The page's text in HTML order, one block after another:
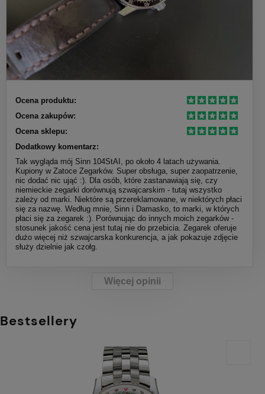
Ocena produktu:
Ocena zakupów:
Ocena sklepu:
Dodatkowy komentarz:
Tak wygląda mój Sinn 104StAI, po około 4 latach używania.
Kupiony w Zatoce Zegarków. Super obsługa, super zaopatrzenie,
nic dodać nic ująć :). Dla osób, które zastanawiają się, czy
niemieckie zegarki dorównują szwajcarskim - tutaj wszystko
zależy od marki. Niektóre są przereklamowane, w niektórych płaci
się za nazwę. Według mnie, Sinn i Damasko, to marki, w których
płaci się za zegarek :). Porównując do innych moich zegarków -
stosunek jakość cena jest tutaj nie do przebicia. Zegarek oferuje
dużo więcej niż szwajcarska konkurencja, a jak pokazuje zdjęcie
służy dzielnie jak czołg.
Więcej opinii
Bestsellery